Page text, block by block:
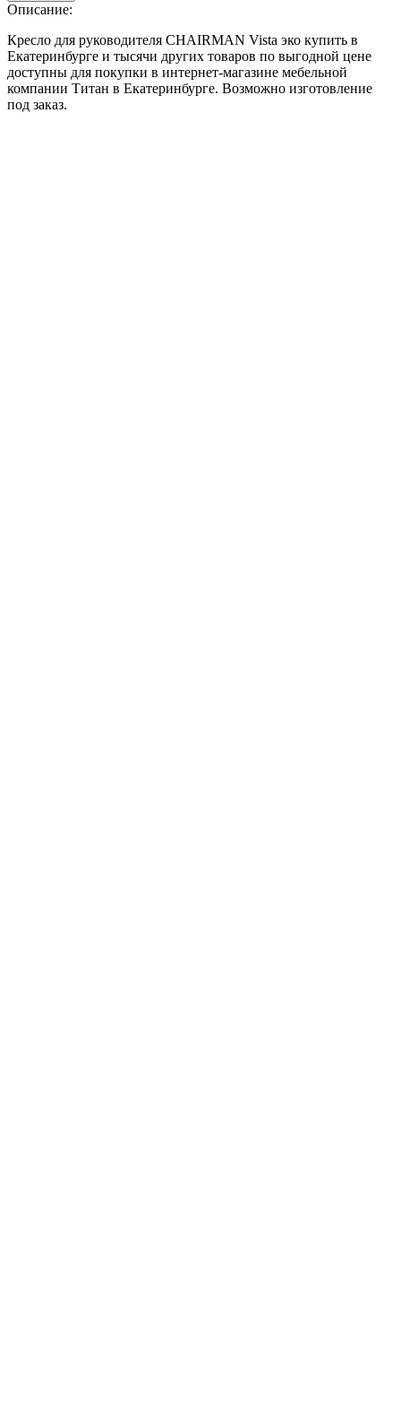
Описание:
Кресло для руководителя CHAIRMAN Vista эко купить в
Екатеринбурге и тысячи других товаров по выгодной цене
доступны для покупки в интернет-магазине мебельной
компании Титан в Екатеринбурге. Возможно изготовление
под заказ.